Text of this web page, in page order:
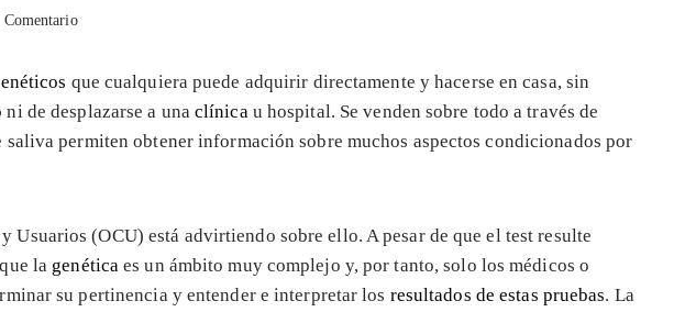
Comentario
que cualquiera puede adquirir directamente y hacerse en casa, sin
ni de desplazarse a una clínicau hospital. Se venden sobre todo a través de
permiten obtener información sobre muchos aspectos condicionados por
Usuarios (OCU) está advirtiendo sobre ello. A pesar de que el test resulte
la genética es un ámbito muy complejo y, por tanto, solo los médicos o
su pertinencia y entender e interpretar los resultados de estas pruebas. La